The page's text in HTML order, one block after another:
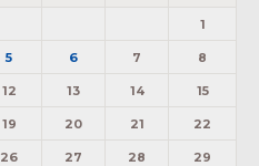
1
5 6 7 8
12 13 14 15
19 20 21 22
26 27 28 29